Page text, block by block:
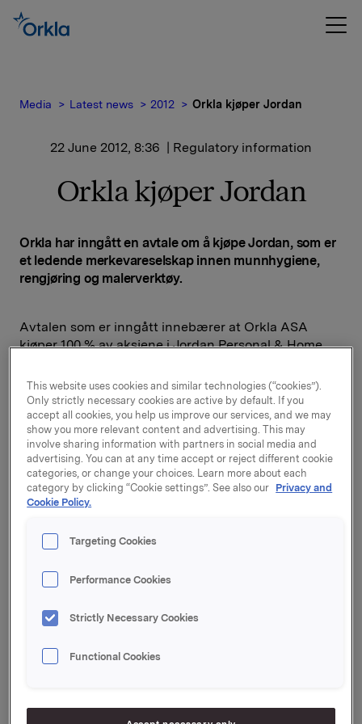
Media Latest news 2012 Orkla kjøper Jordan
22 June 2012, 8:36 | Regulatory information
Orkla kjøper Jordan
Orkla har inngått en avtale om å kjøpe Jordan, som er
et ledende merkevareselskap innen munnhygiene,
rengjøring og malerverktøy.
Avtalen som er inngått innebærer at Orkla ASA
kjøper 100 % av aksjene i Jordan Personal & Home
omsetning på ca 900 mill. kroner. Driftsresultatet
(EBITA) var 90 mill. kroner og driftresultatet før
avskrivninger og nedskrivninger (EBITDA) var 120
mill. kroner. Antall ansatte ved utgangen av 2011
var ca. 620.
Kjøpesummen for selskapet er 1.180 mill. kroner på
vært et norsk familieeid selskap siden det ble etablert i
1837.
Jordan er markedsleder i Norden på tannbørster,
er Jordan i tillegg en ledende leverandør av
eksportvirksomhet til flere land utenfor Norden.
This website uses cookies and similar technologies (“cookies”).
Only strictly necessary cookies are active by default. If you
accept all cookies, you help us improve our services, and we may
show you more relevant content and advertising. This may
involve sharing information with partners in social media and
advertising. You can at any time accept or reject different cookie
categories, or change your choices. Learn more about each
category by clicking “Cookie settings”. See also our Privacy and
Cookie Policy.
Targeting Cookies
Performance Cookies
Strictly Necessary Cookies
Functional Cookies